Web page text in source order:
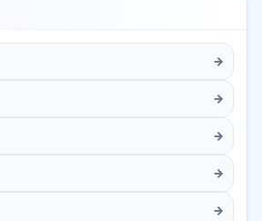
→
→
→
→
→